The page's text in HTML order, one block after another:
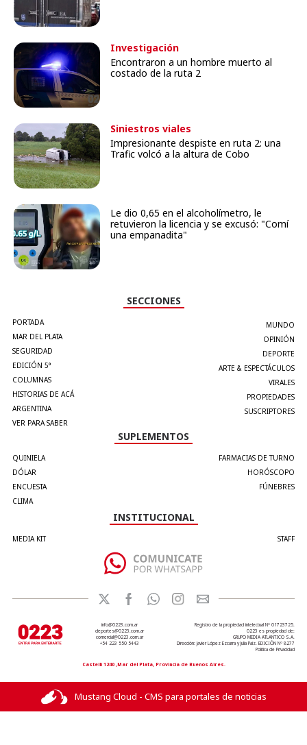
Investigación
Encontraron a un hombre muerto al
costado de la ruta 2
Siniestros viales
Impresionante despiste en ruta 2: una
Trafic volcó a la altura de Cobo
Le dio 0,65 en el alcoholímetro, le
retuvieron la licencia y se excusó: "Comí
una empanadita"
SECCIONES
PORTADA
MAR DEL PLATA
SEGURIDAD
EDICIÓN 5°
COLUMNAS
HISTORIAS DE ACÁ
ARGENTINA
VER PARA SABER
MUNDO
OPINIÓN
DEPORTE
ARTE & ESPECTÁCULOS
VIRALES
PROPIEDADES
SUSCRIPTORES
SUPLEMENTOS
QUINIELA
DÓLAR
ENCUESTA
CLIMA
FARMACIAS DE TURNO
HORÓSCOPO
FÚNEBRES
INSTITUCIONAL
MEDIA KIT STAFF
info@0223.com.ar
deportes@0223.com.ar
comercial@0223.com.ar
+54 223 550 5443
Registro de la propiedad intelectual Nº 01723725.
0223 es propiedad de:
GRUPO MEDIA ATLANTICO S.A.
Dirección: Javier López Ezcurra y Julia Paiz. EDICIÓN Nº 8277
Política de Privacidad
Castelli 1240 ,Mar del Plata, Provincia de Buenos Aires.
Mustang Cloud - CMS para portales de noticias